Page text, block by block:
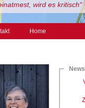
wird es kritisch“
Home